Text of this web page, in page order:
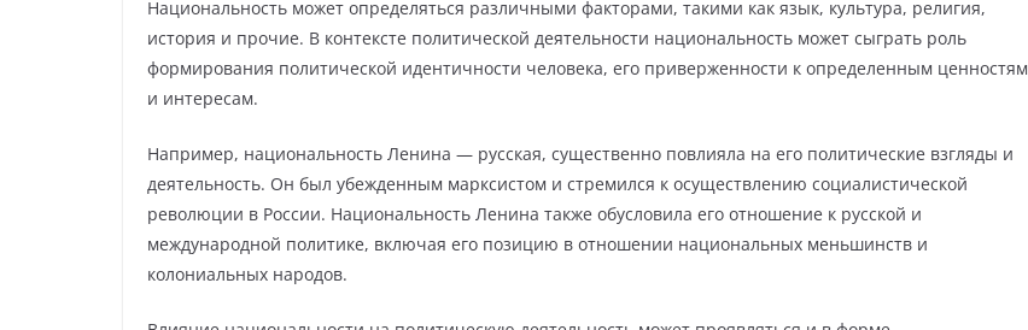
Национальность может определяться различными факторами, такими как язык, культура, религия,
история и прочие. В контексте политической деятельности национальность может сыграть роль
формирования политической идентичности человека, его приверженности к определенным ценностям
и интересам.
Например, национальность Ленина — русская, существенно повлияла на его политические взгляды и
деятельность. Он был убежденным марксистом и стремился к осуществлению социалистической
революции в России. Национальность Ленина также обусловила его отношение к русской и
международной политике, включая его позицию в отношении национальных меньшинств и
колониальных народов.